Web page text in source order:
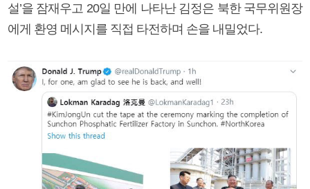
설’을 잠재우고 20일 만에 나타난 김정은 북한 국무위원장
에게 환영 메시지를 직접 타전하며 손을 내밀었다.